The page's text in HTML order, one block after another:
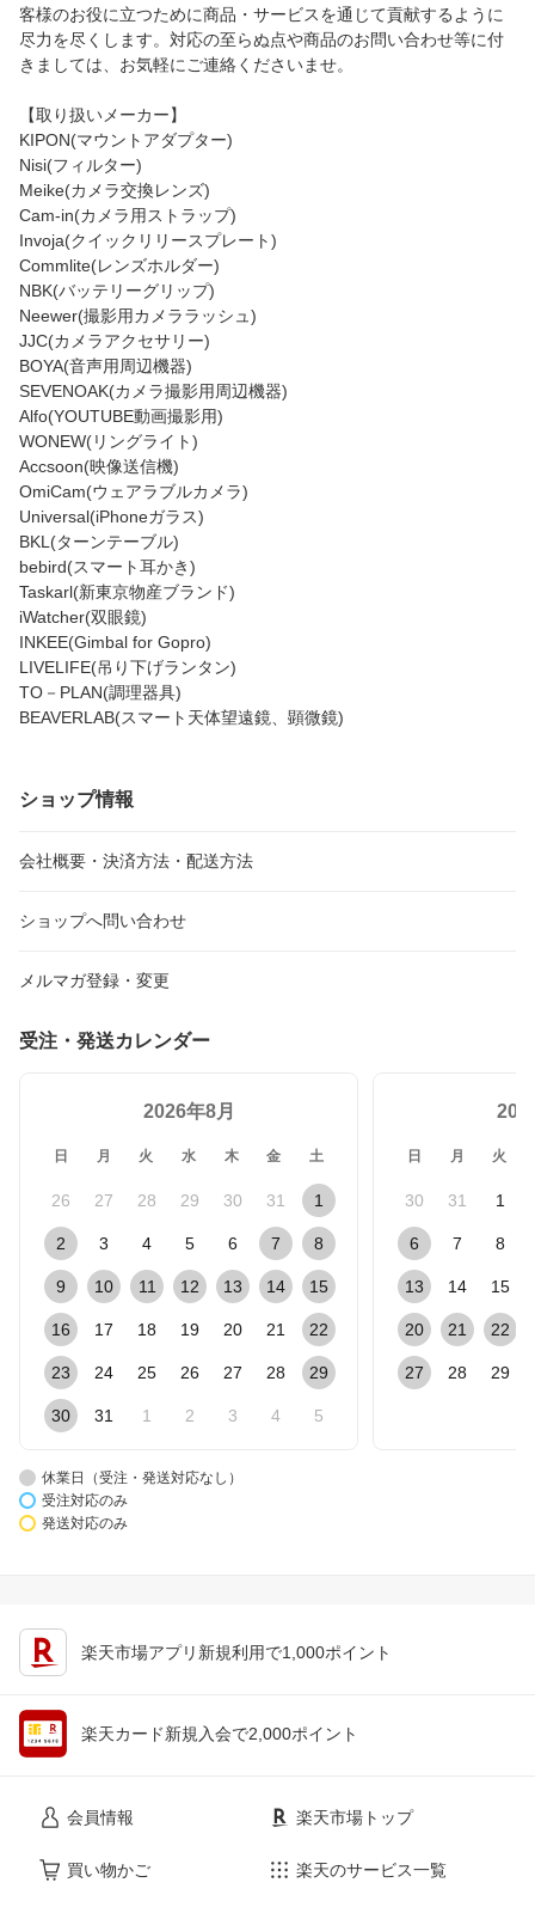
客様のお役に立つために商品・サービスを通じて貢献するように
尽力を尽くします。対応の至らぬ点や商品のお問い合わせ等に付
きましては、お気軽にご連絡くださいませ。
【取り扱いメーカー】
KIPON(マウントアダプター)
Nisi(フィルター)
Meike(カメラ交換レンズ)
Cam-in(カメラ用ストラップ)
Invoja(クイックリリースプレート)
Commlite(レンズホルダー)
NBK(バッテリーグリップ)
Neewer(撮影用カメララッシュ)
JJC(カメラアクセサリー)
BOYA(音声用周辺機器)
SEVENOAK(カメラ撮影用周辺機器)
Alfo(YOUTUBE動画撮影用)
WONEW(リングライト)
Accsoon(映像送信機)
OmiCam(ウェアラブルカメラ)
Universal(iPhoneガラス)
BKL(ターンテーブル)
bebird(スマート耳かき)
Taskarl(新東京物産ブランド)
iWatcher(双眼鏡)
INKEE(Gimbal for Gopro)
LIVELIFE(吊り下げランタン)
TO－PLAN(調理器具)
BEAVERLAB(スマート天体望遠鏡、顕微鏡)
ショップ情報
会社概要・決済方法・配送方法
ショップへ問い合わせ
メルマガ登録・変更
受注・発送カレンダー
2026年8月
日 月 火 水 木 金 土
26 27 28 29 30 31 1
2 3 4 5 6 7 8
9 10 11 12 13 14 15
16 17 18 19 20 21 22
23 24 25 26 27 28 29
30 31 1 2 3 4 5
日 月 火
30 31 1
6 7 8
13 14 15
20 21 22
27 28 29
休業日（受注・発送対応なし）
受注対応のみ
発送対応のみ
楽天市場アプリ新規利用で1,000ポイント
楽天カード新規入会で2,000ポイント
会員情報
買い物かご
楽天市場トップ
楽天のサービス一覧